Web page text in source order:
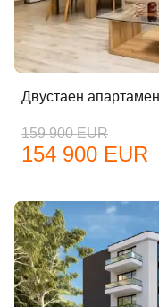
Двустаен
159 900 EUR
154 900 EUR